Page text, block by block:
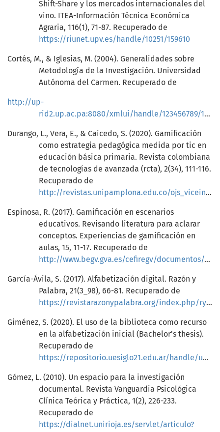
Shift-Share y los mercados internacionales del
vino. ITEA-Información Técnica Económica
Agraria, 116(1), 71-87. Recuperado de
https://riunet.upv.es/handle/10251/159610
Cortés, M., & Iglesias, M. (2004). Generalidades sobre
Metodología de la Investigación. Universidad
Autónoma del Carmen. Recuperado de
http://up-
rid2.up.ac.pa:8080/xmlui/handle/123456789/1750
Durango, L., Vera, E., & Caicedo, S. (2020). Gamificación
como estrategia pedagógica medida por tic en
educación básica primaria. Revista colombiana
de tecnologías de avanzada (rcta), 2(34), 111-116.
Recuperado de
http://revistas.unipamplona.edu.co/ojs_viceinves/index.php/RCTA/article/view/3871
Espinosa, R. (2017). Gamificación en escenarios
educativos. Revisando literatura para aclarar
conceptos. Experiencias de gamificación en
aulas, 15, 11-17. Recuperado de
http://www.begv.gva.es/cefiregv/documentos/137938.pdf#page=11
García-Ávila, S. (2017). Alfabetización digital. Razón y
Palabra, 21(3_98), 66-81. Recuperado de
https://revistarazonypalabra.org/index.php/ryp/article/view/1043
Giménez, S. (2020). El uso de la biblioteca como recurso
en la alfabetización inicial (Bachelor's thesis).
Recuperado de
https://repositorio.uesiglo21.edu.ar/handle/ues21/19483
Gómez, L. (2010). Un espacio para la investigación
documental. Revista Vanguardia Psicológica
Clínica Teórica y Práctica, 1(2), 226-233.
Recuperado de
https://dialnet.unirioja.es/servlet/articulo?